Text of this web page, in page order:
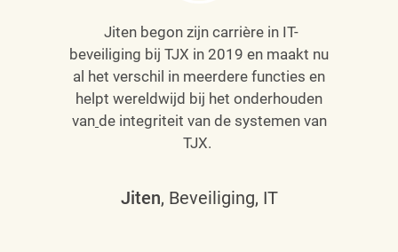
Jiten begon zijn carrière in IT-
beveiliging bij TJX in 2019 en maakt nu
al het verschil in meerdere functies en
helpt wereldwijd bij het onderhouden
van de integriteit van de systemen van
TJX.
Jiten, Beveiliging, IT